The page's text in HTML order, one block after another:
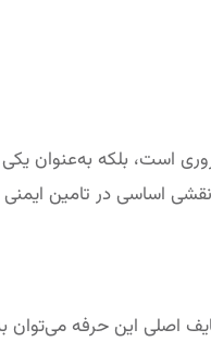
است، بلکه به‌عنوان یکی
اساسی در تامین ایمنی
اصلی این حرفه می‌توان